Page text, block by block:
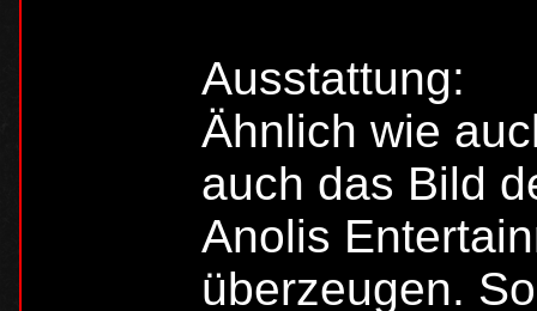
Ausstattung:
Ähnlich wie
auch das Bild
Anolis
überzeugen.